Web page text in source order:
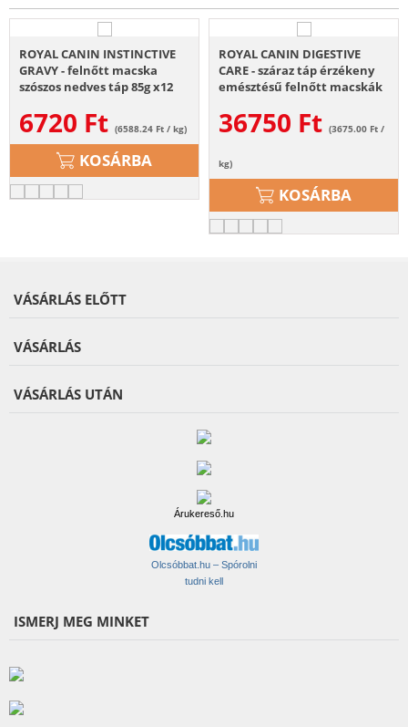
ROYAL CANIN INSTINCTIVE
GRAVY - felnőtt macska
szószos nedves táp 85g x12
6720 Ft (6588.24 Ft / kg)
KOSÁRBA
ROYAL CANIN DIGESTIVE
CARE - száraz táp érzékeny
emésztésű felnőtt macskák
36750 Ft (3675.00 Ft /
kg)
KOSÁRBA
VÁSÁRLÁS ELŐTT
VÁSÁRLÁS
VÁSÁRLÁS UTÁN
Árukereső.hu
Olcsóbbat.hu – Spórolni
tudni kell
ISMERJ MEG MINKET